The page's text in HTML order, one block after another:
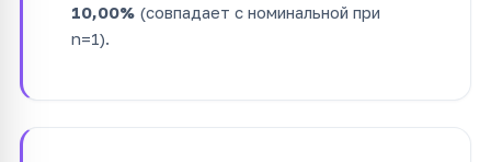
10,00% (совпадает с номинальной при
n=1).